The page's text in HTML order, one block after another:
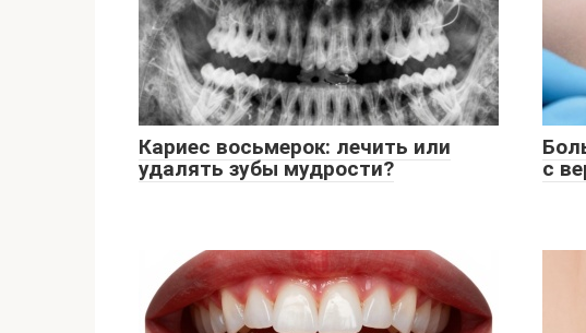
Кариес восьмерок: лечить или
удалять зубы мудрости?
с